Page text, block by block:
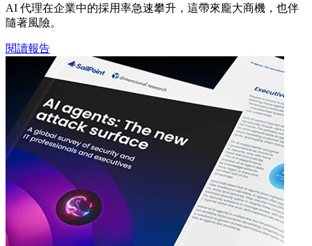
AI 代理在企業中的採用率急速攀升，這帶來龐大商機，也伴
隨著風險。
閱讀報告